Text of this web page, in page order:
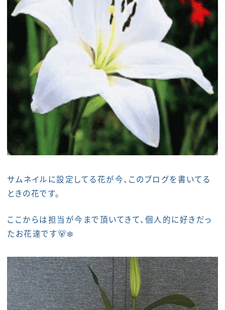
サムネイルに設定してる花が今、このブログを書いてる
ときの花です。
ここからは担当が今まで頂いてきて、個人的に好きだっ
たお花達です🐻‍❄️